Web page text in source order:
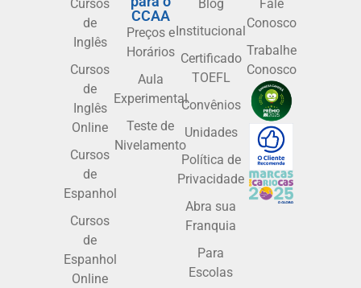
Cursos
de
Inglês
Cursos
de
Inglês
Online
Cursos
de
Espanhol
Cursos
de
Espanhol
Online
CCAA
Preços e
Horários
Aula
Experimental
Teste de
Nivelamento
Blog
Institucional
Certificado
TOEFL
Convênios
Unidades
Política de
Privacidade
Abra sua
Franquia
Para
Escolas
Fale
Conosco
Trabalhe
Conosco